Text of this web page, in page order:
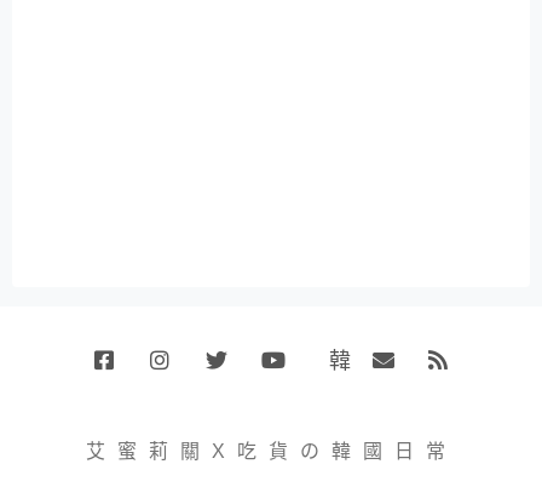
韓
小
賣
艾蜜莉關X吃貨の韓國日常